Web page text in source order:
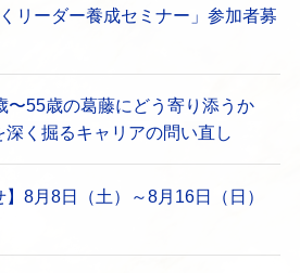
リーダー養成セミナー」参加者募
〜55歳の葛藤にどう寄り添うか
く掘るキャリアの問い直し
】8月8日（土）～8月16日（日）